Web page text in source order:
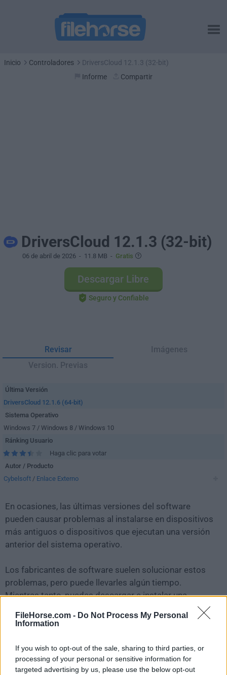
FileHorse.com - Do Not Process My Personal
Information
If you wish to opt-out of the sale, sharing to third parties, or
processing of your personal or sensitive information for
targeted advertising by us, please use the below opt-out
Inicio Controladores
DriversCloud 12.1.3 (32-bit)
Informe
Compartir
DriversCloud 12.1.3 (32-bit)
06 de abril de 2026 - 11.8 MB - Gratis
Descargar Libre
Seguro y Confiable
Revisar
Imágenes
Version. Previas
Última Versión
DriversCloud 12.1.6 (64-bit)
Sistema Operativo
Windows 7 / Windows 8 / Windows 10
Ránking Usuario
Haga clic para votar
Autor / Producto
Cybelsoft / Enlace Externo
En ocasiones, las últimas versiones del software
pueden causar problemas al instalarse en dispositivos
más antiguos o dispositivos que ejecutan una versión
anterior del sistema operativo.
Los fabricantes de software suelen solucionar estos
problemas, pero puede llevarles algún tiempo.
Mientras tanto, puedes descargar e instalar una
reciente de DriversCloudo leer nuestra reseña,
simplemente hazclic aquí .